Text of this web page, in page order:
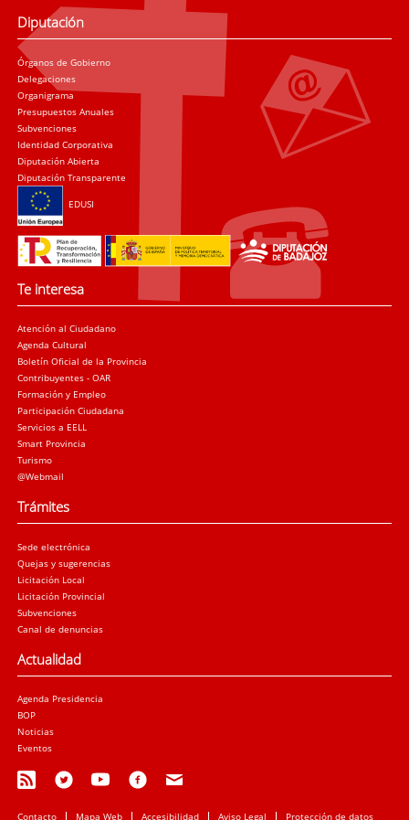
Diputación
Órganos de Gobierno
Delegaciones
Organigrama
Presupuestos Anuales
Subvenciones
Identidad Corporativa
Diputación Abierta
Diputación Transparente
EDUSI
Te interesa
Atención al Ciudadano
Agenda Cultural
Boletín Oficial de la Provincia
Contribuyentes - OAR
Formación y Empleo
Participación Ciudadana
Servicios a EELL
Smart Provincia
Turismo
@Webmail
Trámites
Sede electrónica
Quejas y sugerencias
Licitación Local
Licitación Provincial
Subvenciones
Canal de denuncias
Actualidad
Agenda Presidencia
BOP
Noticias
Eventos
Contacto Mapa Web Accesibilidad Aviso Legal Protección de datos